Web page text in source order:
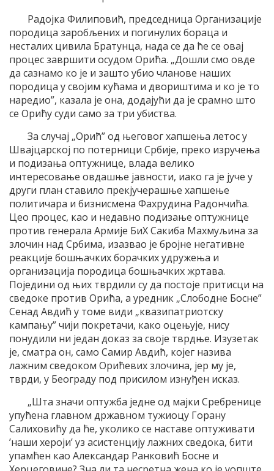
Радојка Филиповић, председница Организације
породица заробљених и погинулих бораца и
несталих цивила Братунца, нада се да ће се овај
процес завршити осудом Орића. „Дошли смо овде
да сазнамо ко је и зашто убио чланове наших
породица у својим кућама и двориштима и ко је то
наредио”, казала је она, додајући да је срамно што
се Орићу суди само за три убиства.
За случај „Орић” од његовог хапшења летос у
Швајцарској по потерници Србије, преко изручења
и подизања оптужнице, влада велико
интересовање овдашње јавности, иако га је јуче у
други план ставило прекјучерашње хапшење
политичара и бизнисмена Фахрудина Радончића.
Цео процес, као и недавно подизање оптужнице
против генерала Армије БиХ Сакиба Махмуљина за
злочин над Србима, изазвао је бројне негативне
реакције бошњачких борачких удружења и
организација породица бошњачких жртава.
Поједини од њих тврдили су да постоје притисци на
сведоке против Орића, а уредник „Слободне Босне”
Сенад Авдић у томе види „квазипатриотску
кампању” чији покретачи, како оцењује, нису
понудили ни један доказ за своје тврдње. Изузетак
је, сматра он, само Самир Авдић, којег назива
лажним сведоком Орићевих злочина, јер му је,
тврди, у Београду под присилом изнуђен исказ.
„Шта значи оптужба једне од мајки Сребренице
упућена главном државном тужиоцу Горану
Салиховићу да ће, уколико се наставе оптуживати
’наши хероји’ уз асистенцију лажних сведока, бити
упамћен као Александар Ранковић Босне и